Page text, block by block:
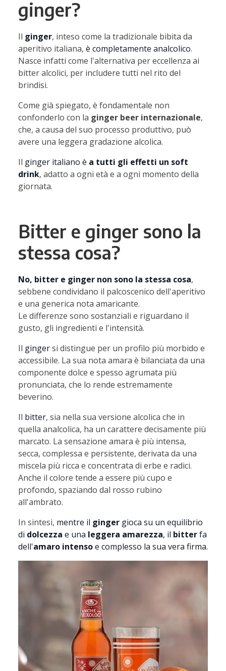
ginger?
Il ginger, inteso come la tradizionale bibita da
aperitivo italiana, è completamente analcolico.
Nasce infatti come l'alternativa per eccellenza ai
bitter alcolici, per includere tutti nel rito del
brindisi.
Come già spiegato, è fondamentale non
confonderlo con la ginger beer internazionale,
che, a causa del suo processo produttivo, può
avere una leggera gradazione alcolica.
Il ginger italiano è a tutti gli effetti un soft
drink, adatto a ogni età e a ogni momento della
giornata.
Bitter e ginger sono la
stessa cosa?
No, bitter e ginger non sono la stessa cosa,
sebbene condividano il palcoscenico dell'aperitivo
e una generica nota amaricante.
Le differenze sono sostanziali e riguardano il
gusto, gli ingredienti e l'intensità.
Il gingersi distingue per un profilo più morbido e
accessibile. La sua nota amara è bilanciata da una
componente dolce e spesso agrumata più
pronunciata, che lo rende estremamente
beverino.
Il bitter, sia nella sua versione alcolica che in
quella analcolica, ha un carattere decisamente più
marcato. La sensazione amara è più intensa,
secca, complessa e persistente, derivata da una
miscela più ricca e concentrata di erbe e radici.
Anche il colore tende a essere più cupo e
profondo, spaziando dal rosso rubino
all'ambrato.
In sintesi, mentre il ginger gioca su un equilibrio
di dolcezza e una leggera amarezza, il bitterfa
dell'amaro intensoe complesso la sua vera firma.